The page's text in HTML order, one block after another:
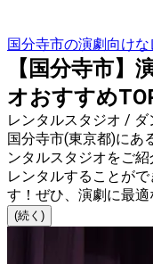
国分寺市の演劇向け
【国分寺市】
オおすすめ
レンタルスタジオ / ダ
国分寺市(東京都)にあ
ンタルスタジオをご
レンタルすることが
す！ぜひ、演劇に最適
(続く)